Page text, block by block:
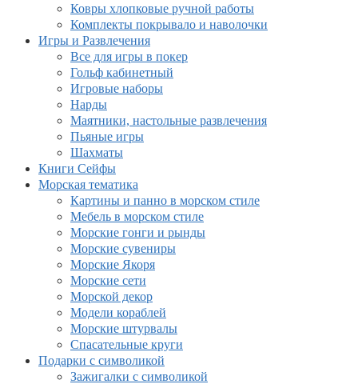
Ковры хлопковые ручной работы
Комплекты покрывало и наволочки
Игры и Развлечения
Все для игры в покер
Гольф кабинетный
Игровые наборы
Нарды
Маятники, настольные развлечения
Пьяные игры
Шахматы
Книги Сейфы
Морская тематика
Картины и панно в морском стиле
Мебель в морском стиле
Морские гонги и рынды
Морские сувениры
Морские Якоря
Морские сети
Морской декор
Модели кораблей
Морские штурвалы
Спасательные круги
Подарки с символикой
Зажигалки с символикой